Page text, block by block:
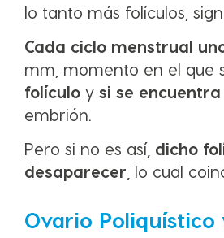
lo tanto más folículos,
Cada ciclo menstrual
mm, momento en el que
folículo y si se
embrión.
Pero si no es así, dicho
desaparecer , lo cual
Ovario